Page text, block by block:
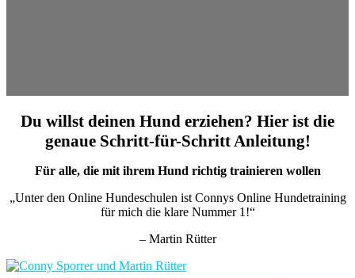
Du willst deinen Hund erziehen? Hier ist die
genaue Schritt-für-Schritt Anleitung!
Für alle, die mit ihrem Hund richtig trainieren wollen
„Unter den Online Hundeschulen ist Connys Online Hundetraining
für mich die klare Nummer 1!“
– Martin Rütter